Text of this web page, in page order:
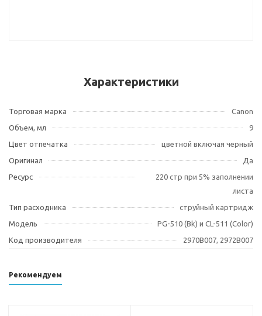
Характеристики
Торговая марка
Canon
Объем, мл
9
Цвет отпечатка
цветной включая черный
Оригинал
Да
Ресурс
220 стр при 5% заполнении
листа
Тип расходника
струйный картридж
Модель
PG-510 (Bk) и CL-511 (Color)
Код производителя
2970B007, 2972B007
Рекомендуем